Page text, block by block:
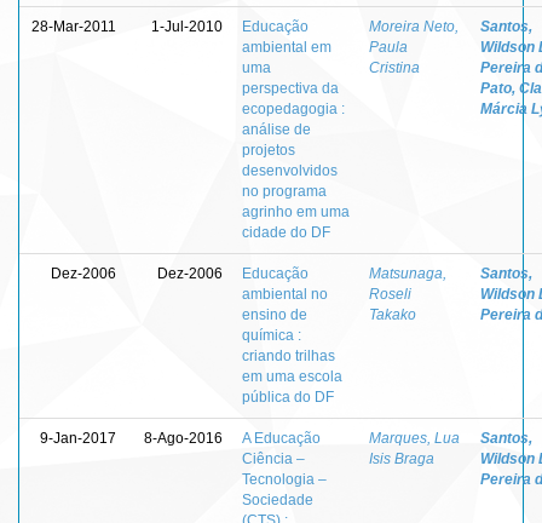
28-Mar-2011 1-Jul-2010
Educação
ambiental em
uma
perspectiva da
ecopedagogia :
análise de
projetos
desenvolvidos
no programa
agrinho em uma
cidade do DF
Moreira Neto,
Paula
Cristina
Santos,
Wildson
Pereira
Pato,
Márcia
Dez-2006 Dez-2006
Educação
ambiental no
ensino de
química :
criando trilhas
em uma escola
pública do DF
Matsunaga,
Roseli
Takako
Santos,
Wildson
Pereira
9-Jan-2017 8-Ago-2016
A Educação
Ciência –
Tecnologia –
Sociedade
Marques, Lua
Isis Braga
Santos,
Wildson
Pereira